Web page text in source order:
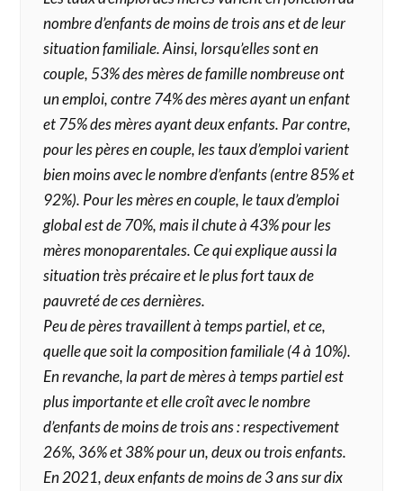
nombre d’enfants de moins de trois ans et de leur
situation familiale. Ainsi, lorsqu’elles sont en
couple, 53% des mères de famille nombreuse ont
un emploi, contre 74% des mères ayant un enfant
et 75% des mères ayant deux enfants. Par contre,
pour les pères en couple, les taux d’emploi varient
bien moins avec le nombre d’enfants (entre 85% et
92%). Pour les mères en couple, le taux d’emploi
global est de 70%, mais il chute à 43% pour les
mères monoparentales. Ce qui explique aussi la
situation très précaire et le plus fort taux de
pauvreté de ces dernières.
Peu de pères travaillent à temps partiel, et ce,
quelle que soit la composition familiale (4 à 10%).
En revanche, la part de mères à temps partiel est
plus importante et elle croît avec le nombre
d’enfants de moins de trois ans : respectivement
26%, 36% et 38% pour un, deux ou trois enfants.
En 2021, deux enfants de moins de 3 ans sur dix